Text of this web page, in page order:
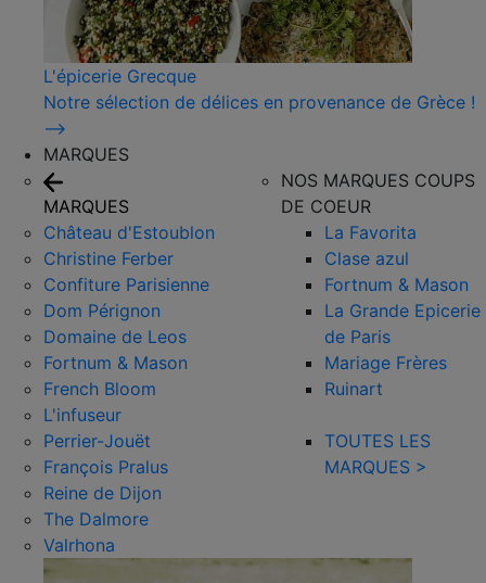
L'épicerie Grecque
Notre sélection de délices en provenance de Grèce !
⟶
MARQUES
MARQUES
Château d'Estoublon
Christine Ferber
Confiture Parisienne
Dom Pérignon
Domaine de Leos
Fortnum & Mason
French Bloom
L'infuseur
Perrier-Jouët
François Pralus
Reine de Dijon
The Dalmore
Valrhona
NOS MARQUES COUPS
DE COEUR
La Favorita
Clase azul
Fortnum & Mason
La Grande Epicerie
de Paris
Mariage Frères
Ruinart
TOUTES LES
MARQUES >